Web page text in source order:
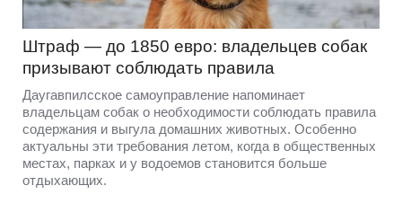
Штраф — до 1850 евро: владельцев собак
призывают соблюдать правила
Даугавпилсское самоуправление напоминает
владельцам собак о необходимости соблюдать правила
содержания и выгула домашних животных. Особенно
актуальны эти требования летом, когда в общественных
местах, парках и у водоемов становится больше
отдыхающих.